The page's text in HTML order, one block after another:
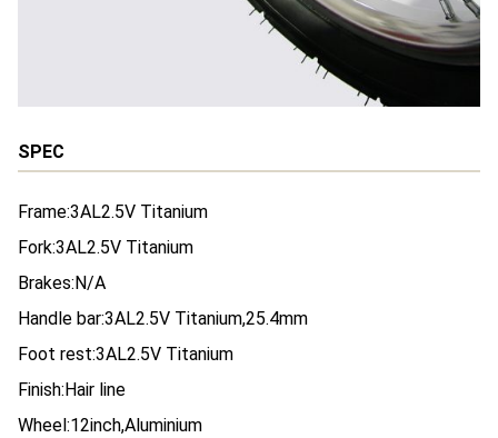
SPEC
Frame:3AL2.5V Titanium
Fork:3AL2.5V Titanium
Brakes:N/A
Handle bar:3AL2.5V Titanium,25.4mm
Foot rest:3AL2.5V Titanium
Finish:Hair line
Wheel:12inch,Aluminium